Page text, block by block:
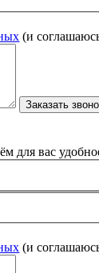
(и
Заказать
для вас
(и